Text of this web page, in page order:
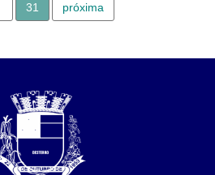
31 próxima